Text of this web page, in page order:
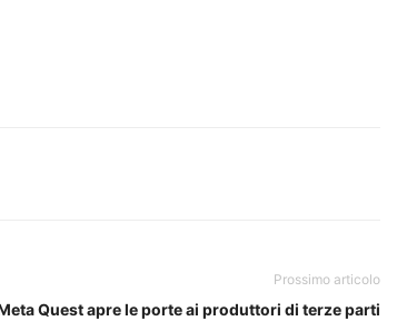
Prossimo articolo
Quest apre le porte ai produttori di terze parti